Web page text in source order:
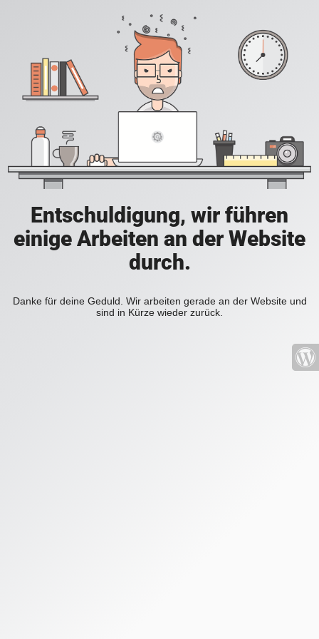
Entschuldigung, wir führen
einige Arbeiten an der Website
durch.
Danke für deine Geduld. Wir arbeiten gerade an der Website und
sind in Kürze wieder zurück.